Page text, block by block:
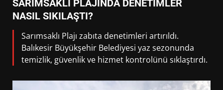
SARIMSAKLI PLAJINDA DENETİMLER
NASIL SIKILAŞTI?
Sarımsaklı Plajı zabıta denetimleri artırıldı.
Balıkesir Büyükşehir Belediyesi yaz sezonunda
temizlik, güvenlik ve hizmet kontrolünü sıklaştırdı.